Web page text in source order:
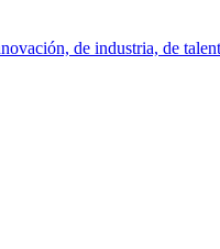
de industria, de